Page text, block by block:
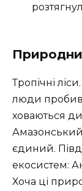
Тропічні
люди
ховаються
Амазонський
єдиний.
екосистем:
Хоча ці